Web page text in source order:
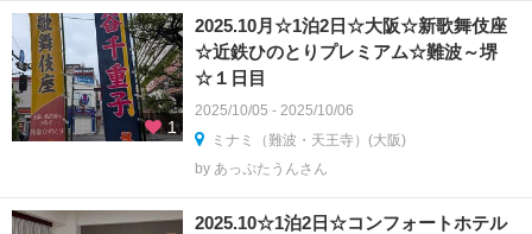
1
2025.10月☆1泊2日☆大阪☆新歌舞伎座
☆近鉄ひのとりプレミアム☆難波～堺
☆１日目
2025/10/05 - 2025/10/06
ミナミ（難波・天王寺）(大阪)
by あっぷたうんさん
2025.10☆1泊2日☆コンフォートホテル